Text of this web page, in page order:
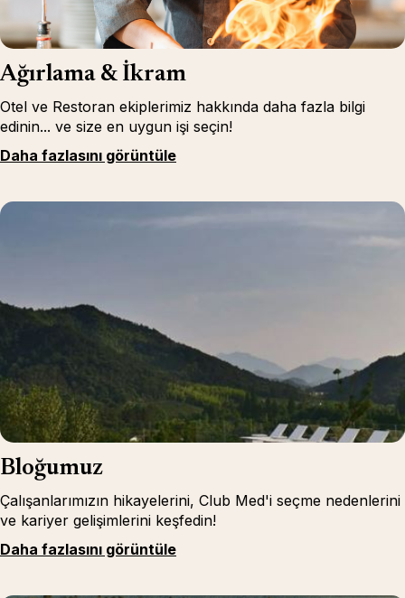
Ağırlama & İkram
Otel ve Restoran ekiplerimiz hakkında daha fazla bilgi
edinin... ve size en uygun işi seçin!
Daha fazlasını görüntüle
Bloğumuz
Çalışanlarımızın hikayelerini, Club Med'i seçme nedenlerini
ve kariyer gelişimlerini keşfedin!
Daha fazlasını görüntüle